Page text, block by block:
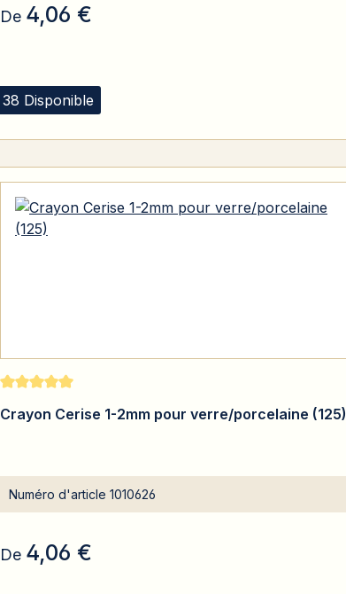
38 Disponible
De 4,06 €
Note moyenne de 5 sur 5 étoiles
Crayon Cerise 1-2mm pour verre/porcelaine (125)
Numéro d'article 1010626
De 4,06 €